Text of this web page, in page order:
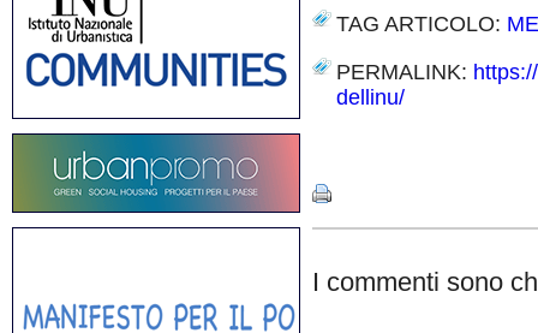
TAG ARTICOLO:
PERMALINK:
dellinu/
I commenti sono